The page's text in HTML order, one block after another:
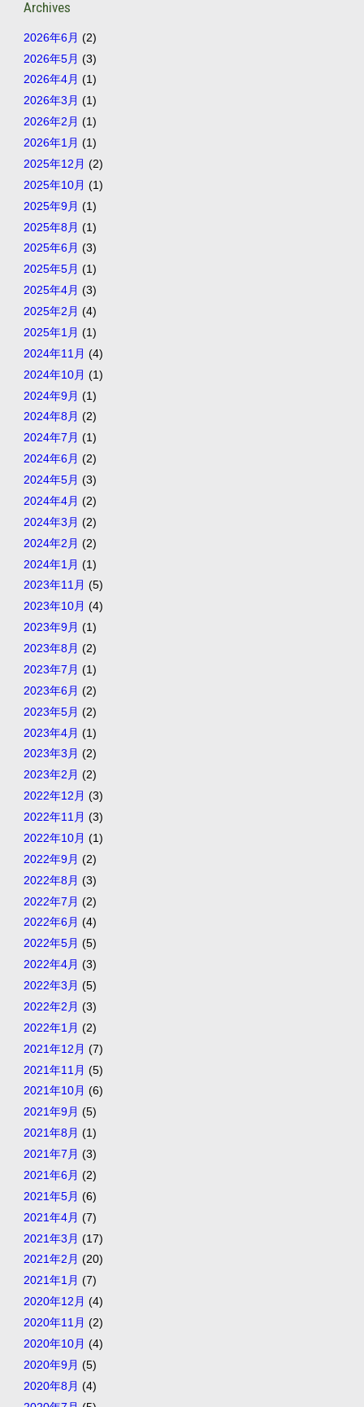
Archives
2026年6月 (2)
2026年5月 (3)
2026年4月 (1)
2026年3月 (1)
2026年2月 (1)
2026年1月 (1)
2025年12月 (2)
2025年10月 (1)
2025年9月 (1)
2025年8月 (1)
2025年6月 (3)
2025年5月 (1)
2025年4月 (3)
2025年2月 (4)
2025年1月 (1)
2024年11月 (4)
2024年10月 (1)
2024年9月 (1)
2024年8月 (2)
2024年7月 (1)
2024年6月 (2)
2024年5月 (3)
2024年4月 (2)
2024年3月 (2)
2024年2月 (2)
2024年1月 (1)
2023年11月 (5)
2023年10月 (4)
2023年9月 (1)
2023年8月 (2)
2023年7月 (1)
2023年6月 (2)
2023年5月 (2)
2023年4月 (1)
2023年3月 (2)
2023年2月 (2)
2022年12月 (3)
2022年11月 (3)
2022年10月 (1)
2022年9月 (2)
2022年8月 (3)
2022年7月 (2)
2022年6月 (4)
2022年5月 (5)
2022年4月 (3)
2022年3月 (5)
2022年2月 (3)
2022年1月 (2)
2021年12月 (7)
2021年11月 (5)
2021年10月 (6)
2021年9月 (5)
2021年8月 (1)
2021年7月 (3)
2021年6月 (2)
2021年5月 (6)
2021年4月 (7)
2021年3月 (17)
2021年2月 (20)
2021年1月 (7)
2020年12月 (4)
2020年11月 (2)
2020年10月 (4)
2020年9月 (5)
2020年8月 (4)